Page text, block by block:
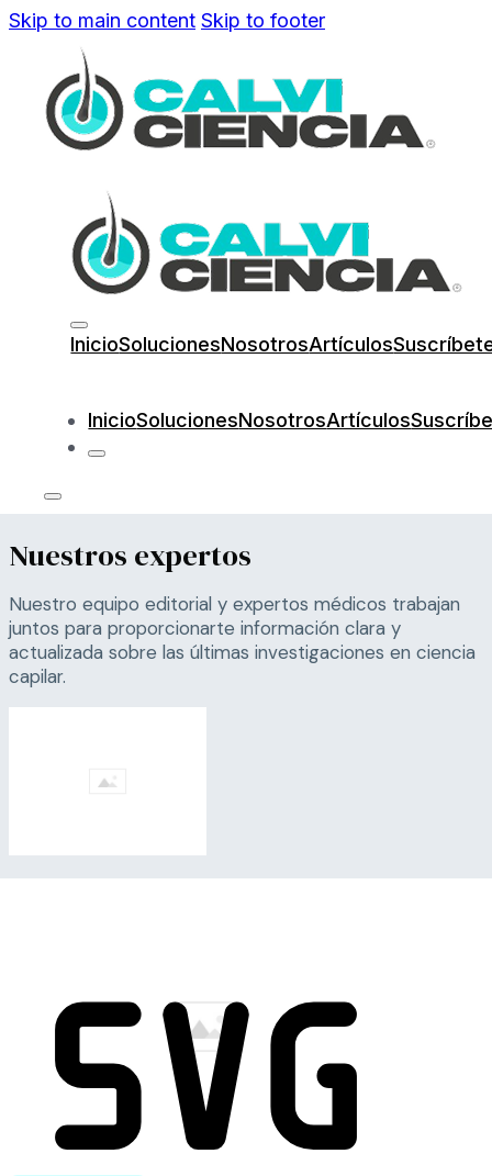
Skip to main content Skip to footer
InicioSolucionesNosotrosArtículos
InicioSolucionesNosotrosArtículos
Nuestros expertos
Nuestro equipo editorial y expertos médicos trabajan
juntos para proporcionarte información clara y
actualizada sobre las últimas investigaciones en ciencia
capilar.